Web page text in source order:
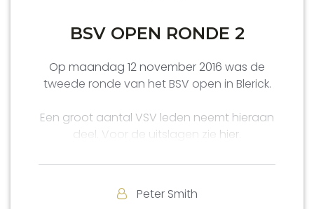
BSV OPEN RONDE 2
Op maandag 12 november 2016 was de
tweede ronde van het BSV open in Blerick.
Een groot aantal VSV leden neemt hieraan
deel. Voor de uitslagen zie hier
Peter Smith